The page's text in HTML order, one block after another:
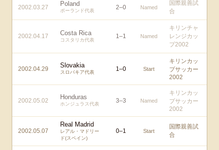
2002.03.27 Poland
ポーランド代表 2–0 Named
国際親善試
合
2002.04.17 Costa Rica
コスタリカ代表
1–1 Named
キリンチャ
レンジカッ
プ2002
2002.04.29 Slovakia
スロバキア代表 1–0 Start
キリンカッ
プサッカー
2002
2002.05.02 Honduras
ホンジュラス代表 3–3 Named
キリンカッ
プサッカー
2002
2002.05.07
Real Madrid
レアル・マドリー
ド(スペイン)
0–1 Start
国際親善試
合